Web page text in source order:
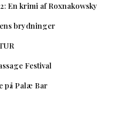
En krimi af Roxnakowsky
brydninger
Festival
på Palæ Bar